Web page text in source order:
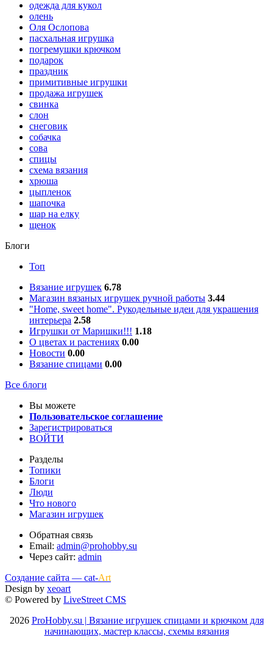
одежда для кукол
олень
Оля Ослопова
пасхальная игрушка
погремушки крючком
подарок
праздник
примитивные игрушки
продажа игрушек
свинка
слон
снеговик
собачка
сова
спицы
схема вязания
хрюша
цыпленок
шапочка
шар на елку
щенок
Блоги
Топ
Вязание игрушек 6.78
Магазин вязаных игрушек ручной работы 3.44
"Home, sweet home". Рукодельные идеи для украшения
интерьера 2.58
Игрушки от Маришки!!! 1.18
О цветах и растениях 0.00
Новости 0.00
Вязание спицами 0.00
Все блоги
Вы можете
Пользовательское соглашение
Зарегистрироваться
ВОЙТИ
Разделы
Топики
Блоги
Люди
Что нового
Магазин игрушек
Обратная связь
Email: admin@prohobby.su
Через сайт: admin
Создание сайта — cat-Art
Design by xeoart
© Powered by LiveStreet CMS
2026 ProHobby.su | Вязание игрушек спицами и крючком для
начинающих, мастер классы, схемы вязания